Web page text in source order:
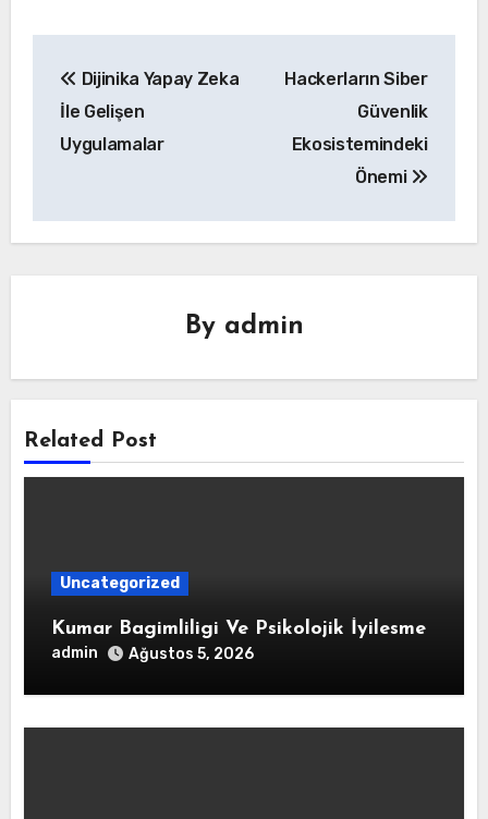
gezinmesi
Dijinika Yapay Zeka
İle Gelişen
Uygulamalar
Hackerların Siber
Güvenlik
Ekosistemindeki
Önemi
By admin
Related Post
Uncategorized
Kumar Bagimliligi Ve Psikolojik İyilesme
admin Ağustos 5, 2026